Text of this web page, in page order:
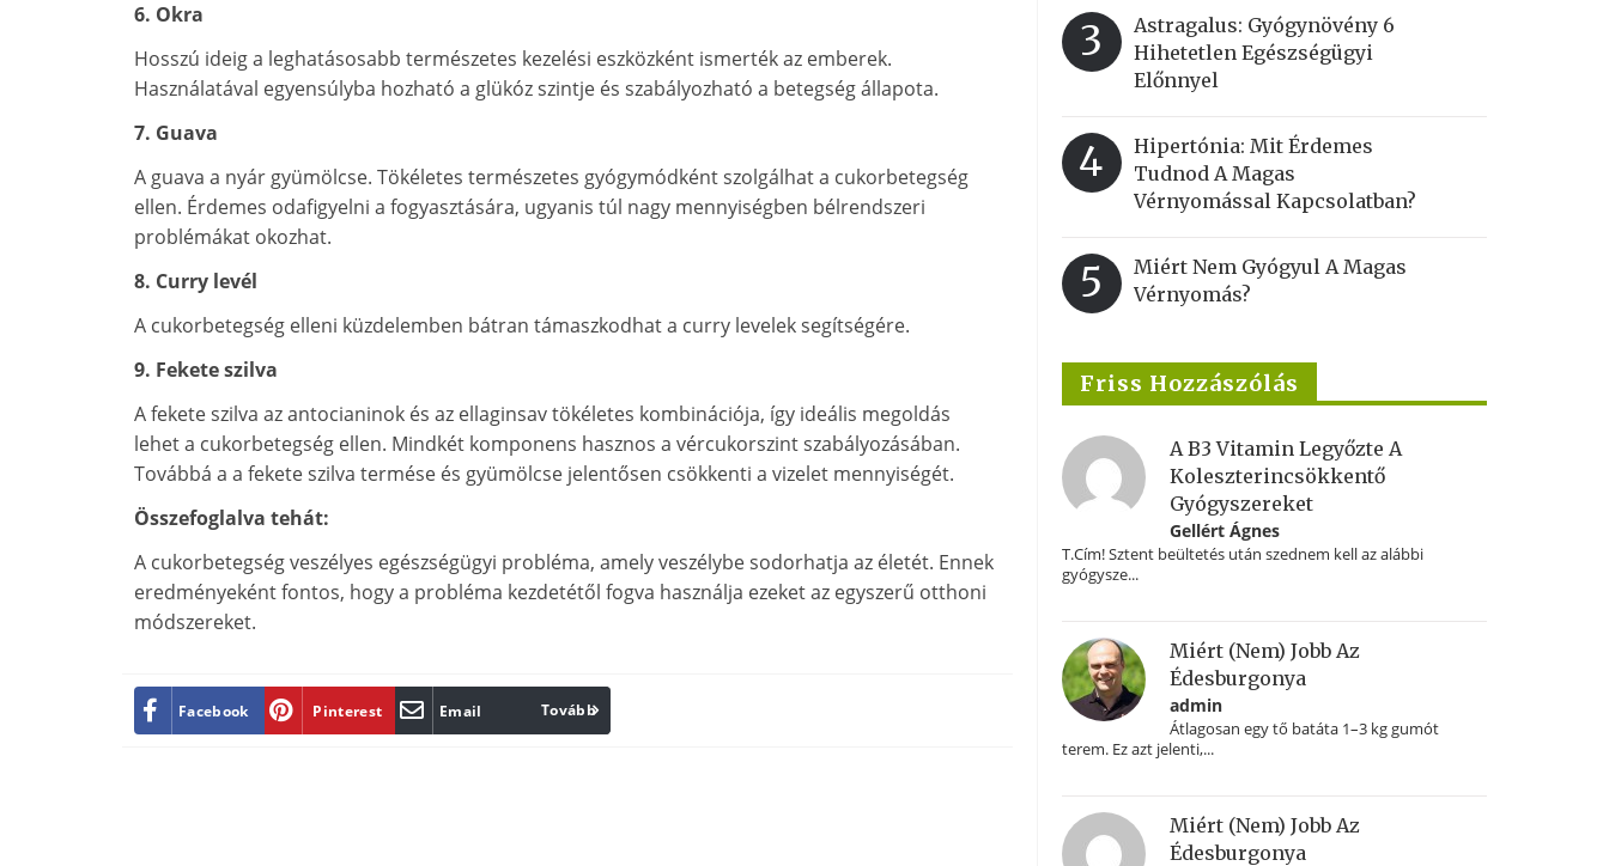
6. Okra
Hosszú ideig a leghatásosabb természetes kezelési eszközként ismerték az emberek.
Használatával egyensúlyba hozható a glükóz szintje és szabályozható a betegség állapota.
7. Guava
A guava a nyár gyümölcse. Tökéletes természetes gyógymódként szolgálhat a cukorbetegség
ellen. Érdemes odafigyelni a fogyasztására, ugyanis túl nagy mennyiségben bélrendszeri
problémákat okozhat.
8. Curry levél
A cukorbetegség elleni küzdelemben bátran támaszkodhat a curry levelek segítségére.
9. Fekete szilva
A fekete szilva az antocianinok és az ellaginsav tökéletes kombinációja, így ideális megoldás
lehet a cukorbetegség ellen. Mindkét komponens hasznos a vércukorszint szabályozásában.
Továbbá a a fekete szilva termése és gyümölcse jelentősen csökkenti a vizelet mennyiségét.
Összefoglalva tehát:
A cukorbetegség veszélyes egészségügyi probléma, amely veszélybe sodorhatja az életét. Ennek
eredményeként fontos, hogy a probléma kezdetétől fogva használja ezeket az egyszerű otthoni
módszereket.
Facebook Pinterest Email Print
Tovább
3
Astragalus: Gyógynövény 6
Hihetetlen Egészségügyi
Előnnyel
4
Hipertónia: Mit Érdemes
Tudnod A Magas
Vérnyomással Kapcsolatban?
5
Miért Nem Gyógyul A Magas
Vérnyomás?
Friss Hozzászólás
A B3 Vitamin Legyőzte A
Koleszterincsökkentő
Gyógyszereket
Gellért Ágnes
T.Cím! Sztent beültetés után szednem kell az alábbi
gyógysze...
Miért (nem) Jobb Az
Édesburgonya
admin
Átlagosan egy tő batáta 1–3 kg gumót
terem. Ez azt jelenti,...
Miért (nem) Jobb Az
Édesburgonya